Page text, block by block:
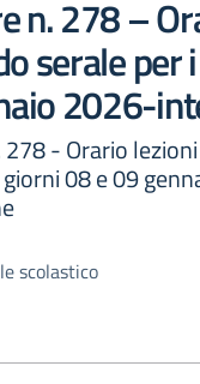
n. 278 –
serale per
2026-
278 - Orario
08 e 09
scolastico